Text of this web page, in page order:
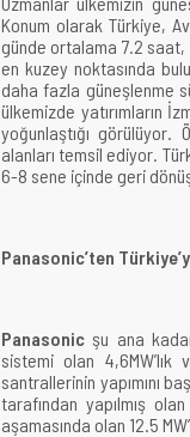
Konum olarak Türkiye,
günde ortalama 7.2 saat,
en kuzey noktasında
daha fazla güneşlenme
ülkemizde yatırımların
yoğunlaştığı görülüyor.
alanları temsil ediyor.
6-8 sene içinde geri
Panasonic’ten
Panasonic şu ana
sistemi olan 4,6MW’lık
santrallerinin yapımını
tarafından yapılmış
aşamasında olan 12.5